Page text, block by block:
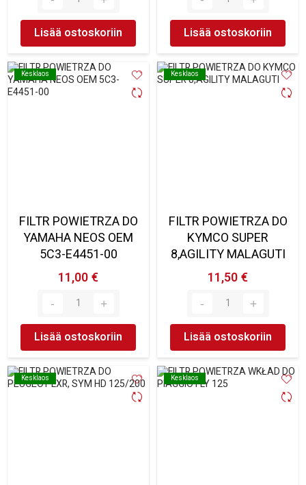
Lisää ostoskoriin Lisää ostoskoriin
Kesklaos
Kesklaos
FILTR POWIETRZA DO
YAMAHA NEOS OEM
5C3-E4451-00
11,00 €
Lisää ostoskoriin
Kesklaos
Kesklaos
FILTR POWIETRZA DO
KYMCO SUPER
8,AGILITY MALAGUTI
11,50 €
Lisää ostoskoriin
Kesklaos
Kesklaos Kesklaos
Kesklaos